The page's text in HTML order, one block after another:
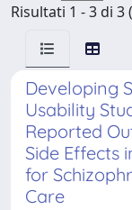
Risultati 1 - 3 di
Developing
Usability
Reported
Side Effects
for
Care